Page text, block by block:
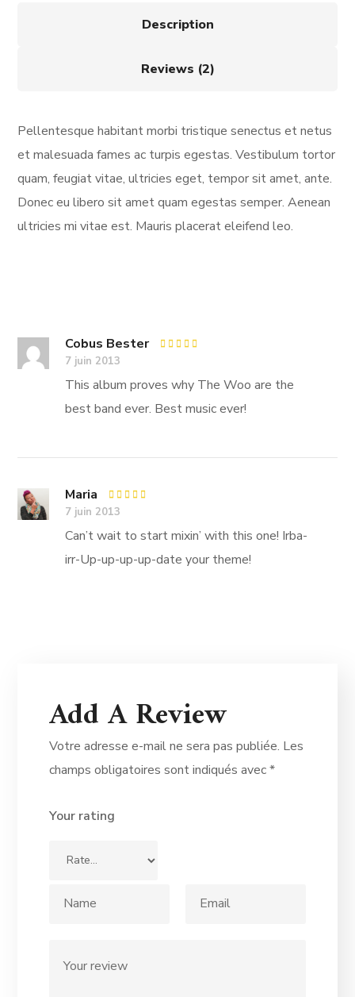
Description
Reviews (2)
Pellentesque habitant morbi tristique senectus et netus
et malesuada fames ac turpis egestas. Vestibulum tortor
quam, feugiat vitae, ultricies eget, tempor sit amet, ante.
Donec eu libero sit amet quam egestas semper. Aenean
ultricies mi vitae est. Mauris placerat eleifend leo.
Cobus Bester
7 juin 2013
This album proves why The Woo are the
best band ever. Best music ever!
Maria
Rated
out of 5
7 juin 2013
Can’t wait to start mixin’ with this one! Irba-
irr-Up-up-up-up-date your theme!
Add A Review
Votre adresse e-mail ne sera pas publiée. Les
champs obligatoires sont indiqués avec*
Your rating